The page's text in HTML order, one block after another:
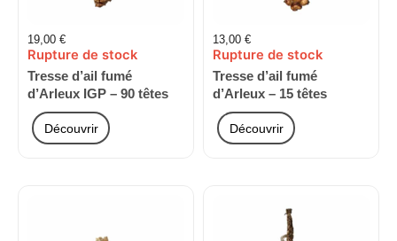
19,00 €
Rupture de stock
Tresse d’ail fumé
d’Arleux IGP – 90 têtes
Découvrir
13,00 €
Rupture de stock
Tresse d’ail fumé
d’Arleux – 15 têtes
Découvrir